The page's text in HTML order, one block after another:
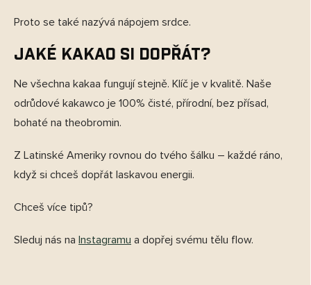
Proto se také nazývá nápojem srdce.
Jaké kakao si dopřát?
Ne všechna kakaa fungují stejně. Klíč je v kvalitě. Naše
odrůdové kakawco je 100% čisté, přírodní, bez přísad,
bohaté na theobromin.
Z Latinské Ameriky rovnou do tvého šálku – každé ráno,
když si chceš dopřát laskavou energii.
Chceš více tipů?
Sleduj nás na Instagramu a dopřej svému tělu flow.